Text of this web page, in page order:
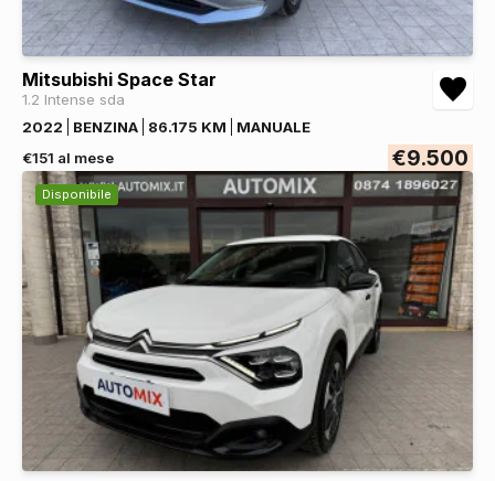
Mitsubishi Space Star
1.2 Intense sda
2022
BENZINA 86.175 KM
MANUALE
€151 al mese
€9.500
Disponibile